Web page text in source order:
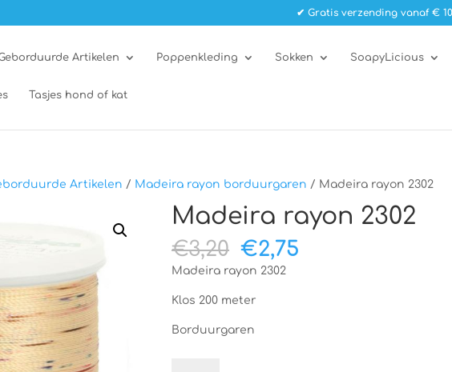
✔ Gratis verzending vanaf €
Artikelen Poppenkleding Sokken SoapyLicious
Tasjes hond of kat
Artikelen / Madeira rayon borduurgaren / Madeira rayon 2302
Madeira rayon 2302
€3,20 Oorspronkelijke
prijs
€3,20.
€2,75
Madeira rayon 2302
Klos 200 meter
Borduurgaren